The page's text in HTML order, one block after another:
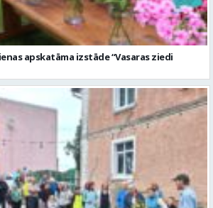
apskatāma izstāde “Vasaras ziedi